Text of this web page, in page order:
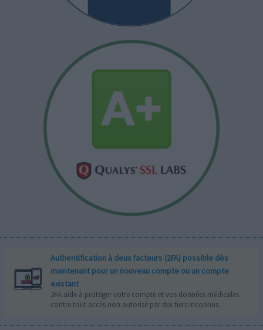
Authentification à deux facteurs (2FA) possible dès
maintenant pour un nouveau compte ou un compte
existant
2FA aide à protéger votre compte et vos données médicales
contre tout accès non autorisé par des tiers inconnus.